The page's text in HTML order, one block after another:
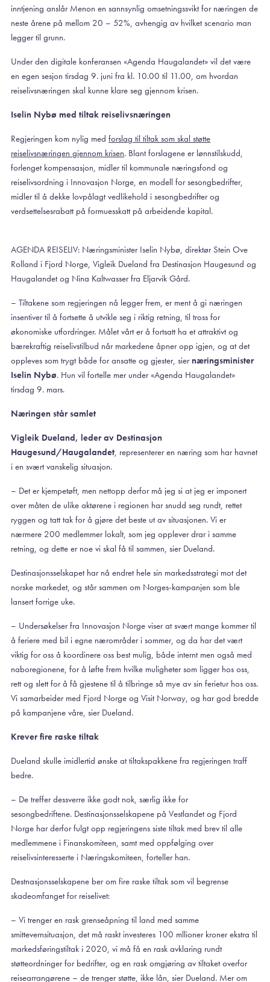
inntjening anslår Menon en sannsynlig omsetningssvikt for næringen de
neste årene på mellom 20 – 52%, avhengig av hvilket scenario man
legger til grunn.
Under den digitale konferansen «Agenda Haugalandet» vil det være
en egen sesjon tirsdag 9. juni fra kl. 10.00 til 11.00, om hvordan
reiselivsnæringen skal kunne klare seg gjennom krisen.
Iselin Nybø med tiltak reiselivsnæringen
Regjeringen kom nylig medforslag til tiltak som skal støtte
reiselivsnæringen gjennom krisen. Blant forslagene er lønnstilskudd,
forlenget kompensasjon, midler til kommunale næringsfond og
reiselivsordning i Innovasjon Norge, en modell for sesongbedrifter,
midler til å dekke lovpålagt vedlikehold i sesongbedrifter og
verdsettelsesrabatt på formuesskatt på arbeidende kapital.
AGENDA REISELIV: Næringsminister Iselin Nybø, direktør Stein Ove
Rolland i Fjord Norge, Vigleik Dueland fra Destinasjon Haugesund og
Haugalandet og Nina Kaltwasser fra Eljarvik Gård.
– Tiltakene som regjeringen nå legger frem, er ment å gi næringen
insentiver til å fortsette å utvikle seg i riktig retning, til tross for
økonomiske utfordringer. Målet vårt er å fortsatt ha et attraktivt og
bærekraftig reiselivstilbud når markedene åpner opp igjen, og at det
oppleves som trygt både for ansatte og gjester, siernæringsminister
Iselin Nybø. Hun vil fortelle mer under «Agenda Haugalandet»
tirsdag 9. mars.
Næringen står samlet
Vigleik Dueland, leder av Destinasjon
Haugesund/Haugalandet, representerer en næring som har havnet
i en svært vanskelig situasjon.
– Det er kjempetøft, men nettopp derfor må jeg si at jeg er imponert
over måten de ulike aktørene i regionen har snudd seg rundt, rettet
ryggen og tatt tak for å gjøre det beste ut av situasjonen. Vi er
nærmere 200 medlemmer lokalt, som jeg opplever drar i samme
retning, og dette er noe vi skal få til sammen, sier Dueland.
Destinasjonsselskapet har nå endret hele sin markedsstrategi mot det
norske markedet, og står sammen om Norges-kampanjen som ble
lansert forrige uke.
– Undersøkelser fra Innovasjon Norge viser at svært mange kommer til
å feriere med bil i egne nærområder i sommer, og da har det vært
viktig for oss å koordinere oss best mulig, både internt men også med
naboregionene, for å løfte frem hvilke muligheter som ligger hos oss,
rett og slett for å få gjestene til å tilbringe så mye av sin ferietur hos oss.
Vi samarbeider med Fjord Norge og Visit Norway, og har god bredde
på kampanjene våre, sier Dueland.
Krever fire raske tiltak
Dueland skulle imidlertid ønske at tiltakspakkene fra regjeringen traff
bedre.
– De treffer dessverre ikke godt nok, særlig ikke for
sesongbedriftene. Destinasjonsselskapene på Vestlandet og Fjord
Norge har derfor fulgt opp regjeringens siste tiltak med brev til alle
medlemmene i Finanskomiteen, samt med oppfølging over
reiselivsinteresserte i Næringskomiteen, forteller han.
Destnasjonsselskapene ber om fire raske tiltak som vil begrense
skadeomfanget for reiselivet:
– Vi trenger en rask grenseåpning til land med samme
smittevernsituasjon, det må raskt investeres 100 mllioner kroner ekstra til
markedsføringstiltak i 2020, vi må få en rask avklaring rundt
støtteordninger for bedrifter, og en rask omgjøring av tiltaket overfor
reisearrangørene – de trenger støtte, ikke lån, sier Dueland. Mer om